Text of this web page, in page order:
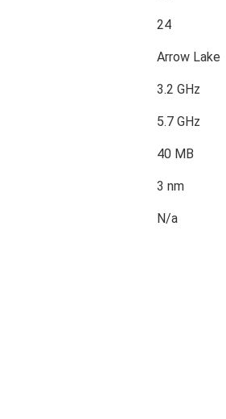
24
Arrow Lake
3.2 GHz
5.7 GHz
40 MB
3 nm
N/a